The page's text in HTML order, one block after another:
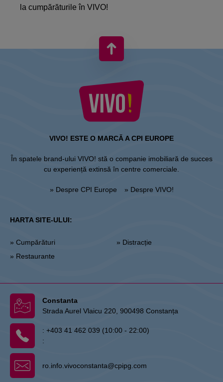
la cumpărăturile în VIVO!
VIVO! ESTE O MARCĂ A CPI EUROPE
În spatele brand-ului VIVO! stă o companie imobiliară de succes
cu experiență extinsă în centre comerciale.
» Despre CPI Europe » Despre VIVO!
HARTA SITE-ULUI:
» Cumpărături
» Restaurante
» Distracție
Constanta
Strada Aurel Vlaicu 220, 900498 Constanța
: +403 41 462 039 (10:00 - 22:00)
:
ro.info.vivoconstanta@cpipg.com